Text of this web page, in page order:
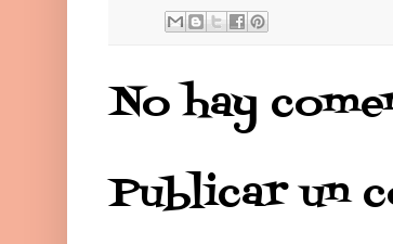
No hay
Publicar un